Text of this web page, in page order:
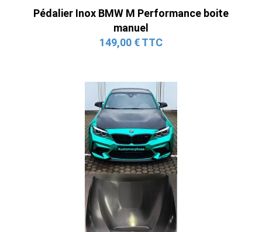
Pédalier Inox BMW M Performance boite
manuel
149,00 € TTC